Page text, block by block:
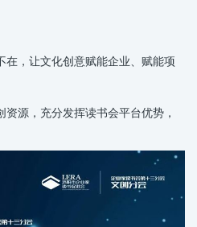
，让文化创意赋能企业、赋能项
源，充分发挥读书会平台优势，